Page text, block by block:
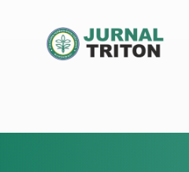
Quick jump to page content